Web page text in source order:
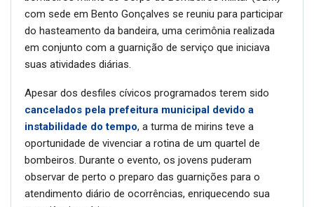
com sede em Bento Gonçalves se reuniu para participar
do hasteamento da bandeira, uma cerimônia realizada
em conjunto com a guarnição de serviço que iniciava
suas atividades diárias.
Apesar dos desfiles cívicos programados terem sido
cancelados pela prefeitura municipal devido a
instabilidade do tempo, a turma de mirins teve a
oportunidade de vivenciar a rotina de um quartel de
bombeiros. Durante o evento, os jovens puderam
observar de perto o preparo das guarnições para o
atendimento diário de ocorrências, enriquecendo sua